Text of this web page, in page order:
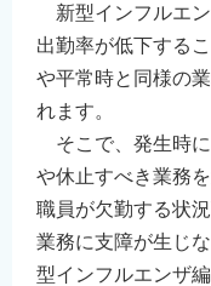
新型インフルエン
出勤率が低下する
や平常時と同様の
れます。
そこで、発生時
や休止すべき業務
職員が欠勤する状
業務に支障が生じ
型インフルエンザ